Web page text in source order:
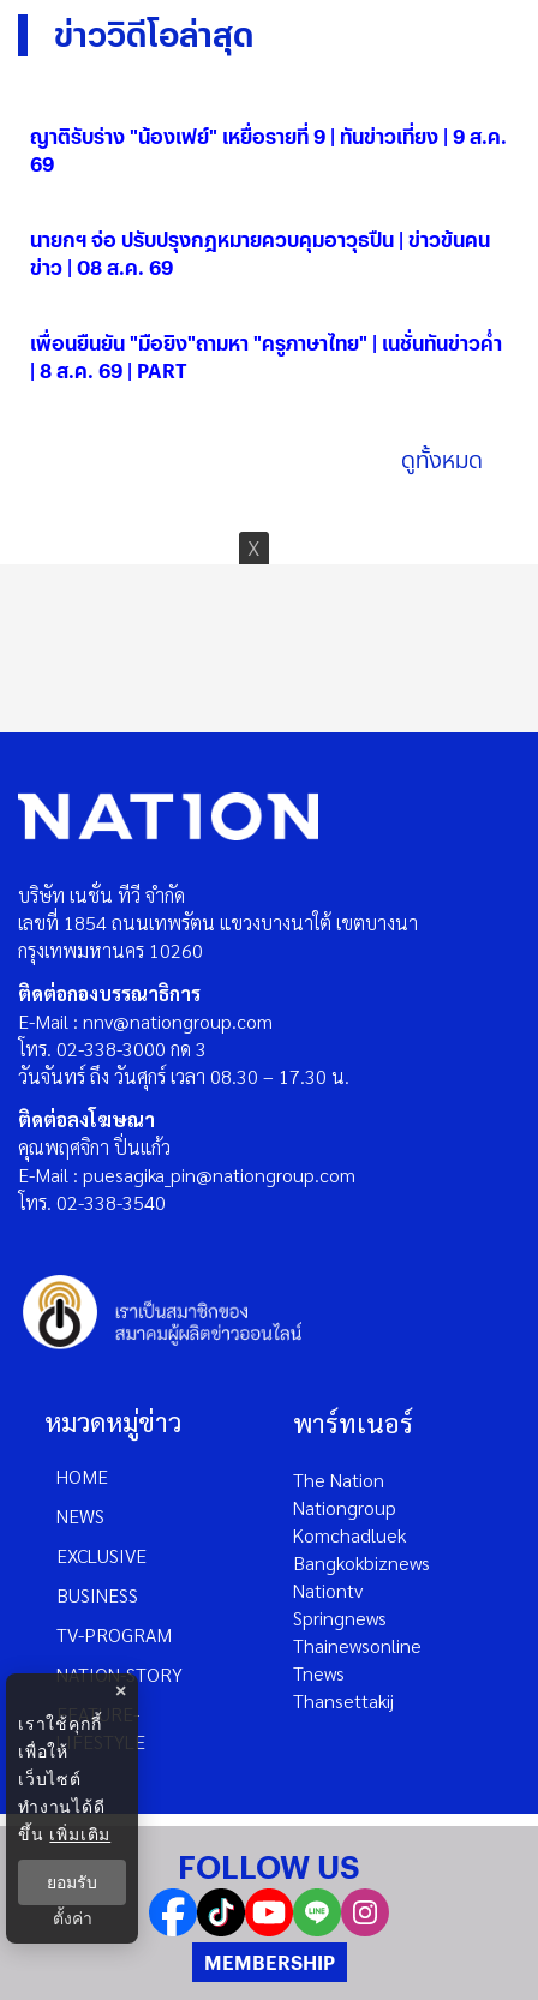
ข่าววิดีโอล่าสุด
ญาติรับร่าง "น้องเฟย์" เหยื่อรายที่ 9 | ทันข่าวเที่ยง | 9 ส.ค.
69
นายกฯ จ่อ ปรับปรุงกฎหมายควบคุมอาวุธปืน | ข่าวข้นคน
ข่าว | 08 ส.ค. 69
เพื่อนยืนยัน "มือยิง"ถามหา "ครูภาษาไทย" | เนชั่นทันข่าวค่ำ
| 8 ส.ค. 69 | PART
ดูทั้งหมด
บริษัท เนชั่น ทีวี จำกัด
เลขที่ 1854 ถนนเทพรัตน แขวงบางนาใต้ เขตบางนา
กรุงเทพมหานคร 10260
ติดต่อกองบรรณาธิการ
E-Mail : nnv@nationgroup.com
โทร. 02-338-3000 กด 3
วันจันทร์ ถึง วันศุกร์ เวลา 08.30 – 17.30 น.
ติดต่อลงโฆษณา
คุณพฤศจิกา ปิ่นแก้ว
E-Mail : puesagika_pin@nationgroup.com
โทร. 02-338-3540
หมวดหมู่ข่าว
HOME
NEWS
EXCLUSIVE
BUSINESS
TV-PROGRAM
NATION-STORY
FEATURE-
LIFESTYLE
พาร์ทเนอร์
The Nation
Nationgroup
Komchadluek
Bangkokbiznews
Nationtv
Springnews
Thainewsonline
Tnews
Thansettakij
FOLLOW US
MEMBERSHIP
×
เราใช้คุกกี้
เพื่อให้
เว็บไซต์
ทำงานได้ดี
ขึ้น เพิ่มเติม
ยอมรับ
ตั้งค่า